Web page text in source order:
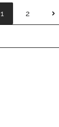
Seite
1
Seite
2